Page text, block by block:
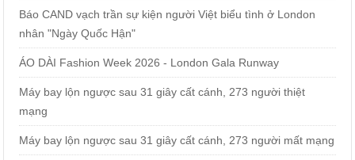
Báo CAND vạch trần sự kiện người Việt biểu tình ở London
nhân "Ngày Quốc Hận"
ÁO DÀI Fashion Week 2026 - London Gala Runway
Máy bay lộn ngược sau 31 giây cất cánh, 273 người thiệt
mạng
Máy bay lộn ngược sau 31 giây cất cánh, 273 người mất mạng